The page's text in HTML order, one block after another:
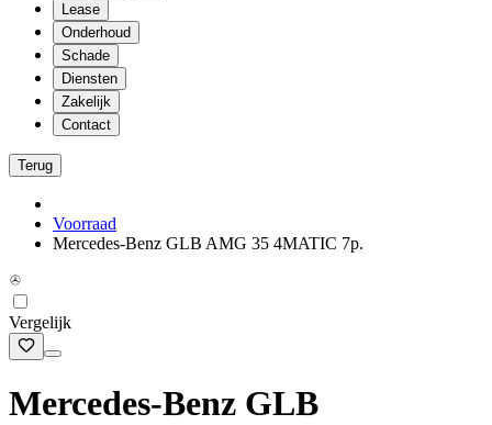
Lease
Onderhoud
Schade
Diensten
Zakelijk
Contact
Terug
Voorraad
Mercedes-Benz GLB AMG 35 4MATIC 7p.
Vergelijk
Mercedes-Benz GLB